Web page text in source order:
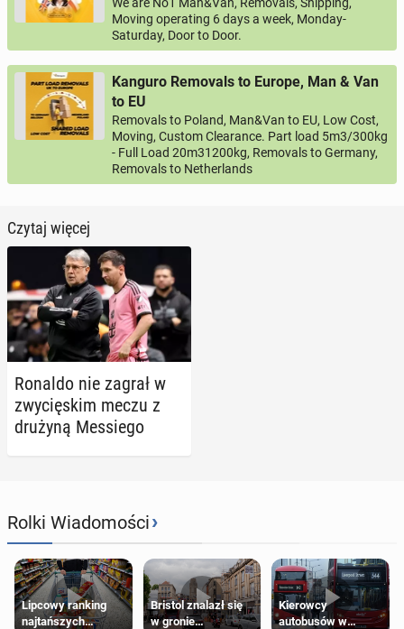
Moving operating 6 days a week, Monday-
Saturday, Door to Door.
Kanguro Removals to Europe, Man & Van
to EU
Removals to Poland, Man&Van to EU, Low Cost,
Moving, Custom Clearance. Part load 5m3/300kg
- Full Load 20m31200kg, Removals to Germany,
Removals to Netherlands
Czytaj więcej
Ronaldo nie zagrał w
zwy­cię­skim meczu z
drużyną Mes­sie­go
Rolki Wiadomości›
Lipcowy ranking
najtańszych
Bristol znalazł się
w gronie
Kierowcy
autobusów w